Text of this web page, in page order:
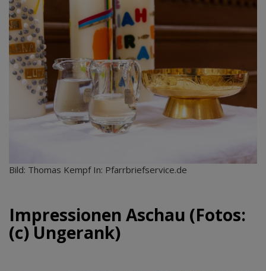
Bild: Thomas Kempf In: Pfarrbriefservice.de
Impressionen Aschau (Fotos:
(c) Ungerank)